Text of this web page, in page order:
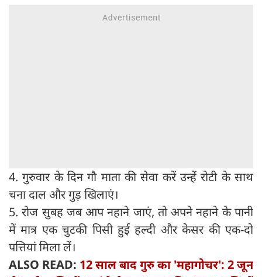
4. गुरुवार के दिन गौ माता की सेवा करें उन्हें रोटी के साथ
चना दाल और गुड़ खिलाएं।
5. रोज सुबह जब आप नहाने जाएं, तो अपने नहाने के पानी
में मात्र एक चुटकी पिसी हुई हल्दी और केसर की एक-दो
पत्तियां मिला लें।
ALSO READ: 12 साल बाद गुरु का 'महागोचर': 2 जून